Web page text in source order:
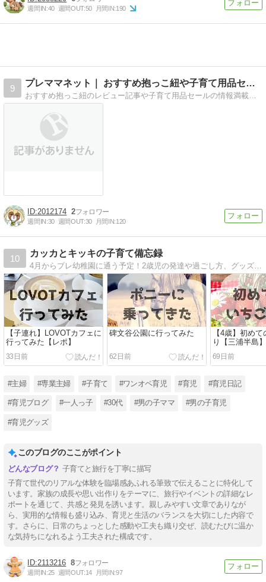
週間IN:40 週間OUT:50 月間IN:190
9
プレママネット｜ おすすめ抱っこ紐や子育て用品セール情報
2012174 2
週間IN:30 週間OUT:30 月間IN:120
10
カッカとキッキの子育て備忘録
4月からプレ幼稚園に通う予定！2歳児の発達や過ごし方、グッズやおもちゃレビューなど。右も左も分からなんなりにガンバッテイル。
【子連れ】LOVOTカフェに
行ってみた【レポ】
33日前
碑文谷公園に行ってみた
62日前
【4歳】初め
り【三浦半島】
69日前
#主婦 #専業主婦 #子育て #ワンオペ育児 #育児 #育児日記
#育児ブログ #一人っ子 #30代 #男の子ママ #男の子育児
#育児グッズ
このブログのここがポイント
子育てと旅行を丁寧に描写
子育て世代のリアルな体験を臨場感あふれる筆致で伝えることに特化して
います。家族の成長や思い出作りをテーマに、旅行やイベントの詳細なレ
ポートを通じて、共感と発見を誘います。親しみやすい文章でありなが
ら、実用的な情報も盛り込み、育児と生活のバランスを大切にした内容で
す。さらに、日常のちょっとした感動や工夫も織り交ぜ、読むたびに温か
な気持ちになれるよう工夫された構成です。
2113216 8
週間IN:25 週間OUT:14 月間IN:97